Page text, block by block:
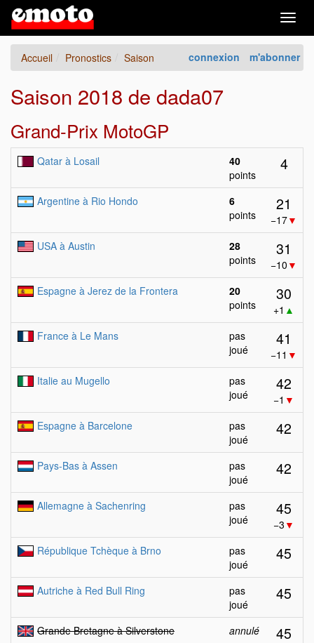
connexion m'abonner
Accueil Pronostics Saison
Saison 2018 de dada07
Grand-Prix MotoGP
Qatar à Losail
40
points
4
Argentine à Rio Hondo
6
points
21
−17▼
USA à Austin
28
points
31
−10 ▼
Espagne à Jerez de la Frontera
20
points
30
+1 ▲
France à Le Mans
pas
joué
41
−11 ▼
Italie au Mugello
pas
joué
42
−1 ▼
Espagne à Barcelone
pas
joué
42
Pays-Bas à Assen
pas
joué
42
Allemagne à Sachenring
pas
joué
45
−3 ▼
République Tchèque à Brno
pas
joué
45
Autriche à Red Bull Ring
pas
joué
45
Grande Bretagne à Silverstone annulé 45